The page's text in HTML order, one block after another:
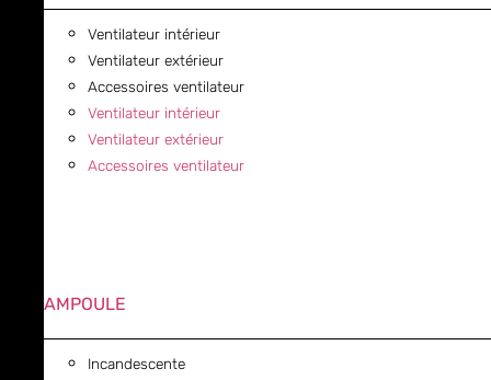
Ventilateur intérieur
Ventilateur extérieur
Accessoires ventilateur
Ventilateur intérieur
Ventilateur extérieur
Accessoires ventilateur
AMPOULE
Incandescente